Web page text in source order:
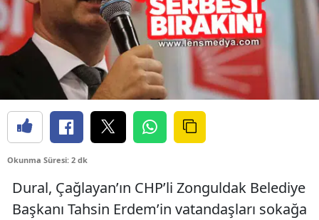
Okunma Süresi: 2 dk
Dural, Çağlayan’ın CHP’li Zonguldak Belediye
Başkanı Tahsin Erdem’in vatandaşları sokağa